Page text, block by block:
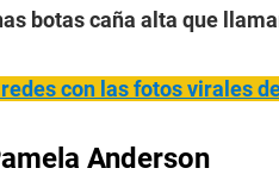
botas caña alta que
con las fotos virales
Anderson